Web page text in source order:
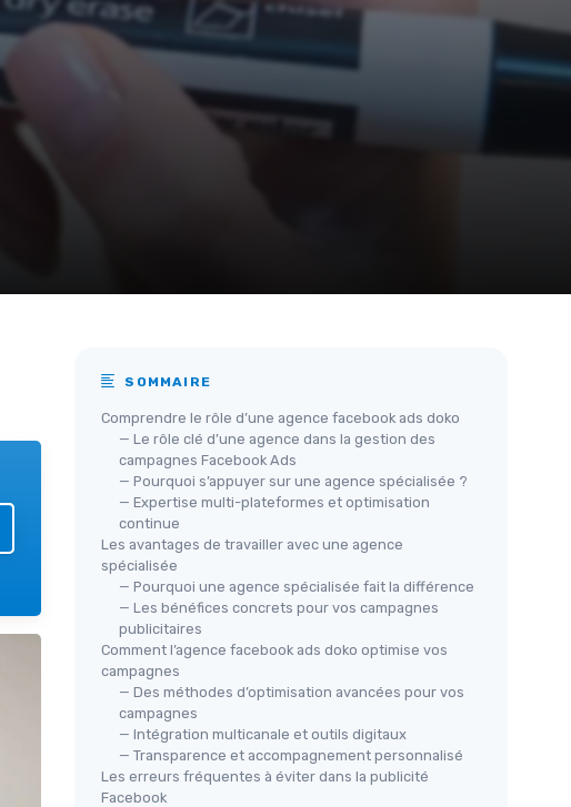
SOMMAIRE
Comprendre le rôle d’une agence facebook ads doko
— Le rôle clé d’une agence dans la gestion des
campagnes Facebook Ads
— Pourquoi s’appuyer sur une agence spécialisée ?
— Expertise multi-plateformes et optimisation
continue
Les avantages de travailler avec une agence
spécialisée
— Pourquoi une agence spécialisée fait la différence
— Les bénéfices concrets pour vos campagnes
publicitaires
Comment l’agence facebook ads doko optimise vos
campagnes
— Des méthodes d’optimisation avancées pour vos
campagnes
— Intégration multicanale et outils digitaux
— Transparence et accompagnement personnalisé
Les erreurs fréquentes à éviter dans la publicité
Facebook